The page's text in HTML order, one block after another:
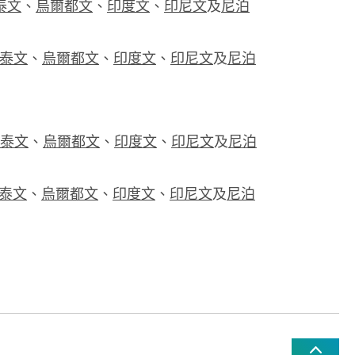
文 、 烏爾都文 、 印度文 、 印尼文及尼泊
泰文 、 烏爾都文 、 印度文 、 印尼文及尼泊
泰文 、 烏爾都文 、 印度文 、 印尼文及尼泊
泰文 、 烏爾都文 、 印度文 、 印尼文及尼泊